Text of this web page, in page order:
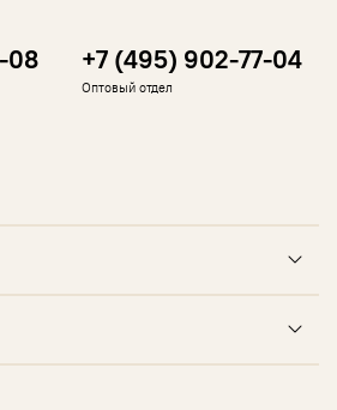
08 +7 (495) 902-77-04
Оптовый отдел